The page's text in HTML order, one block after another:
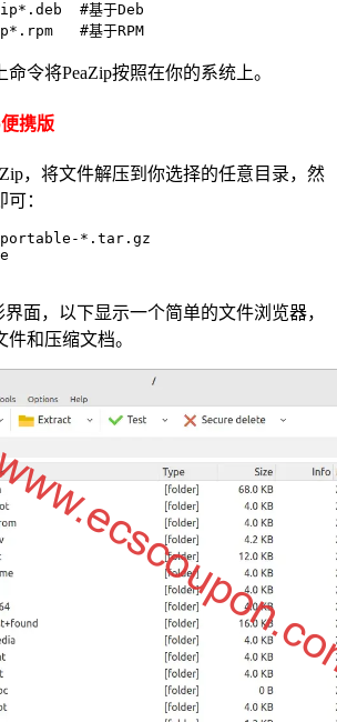
#基于Deb
令将PeaZip按照在你的系统上。
携版
，将文件解压到你选择的任意目录，然
：
*.tar.gz
面，以下显示一个简单的文件浏览器，
和压缩文档。